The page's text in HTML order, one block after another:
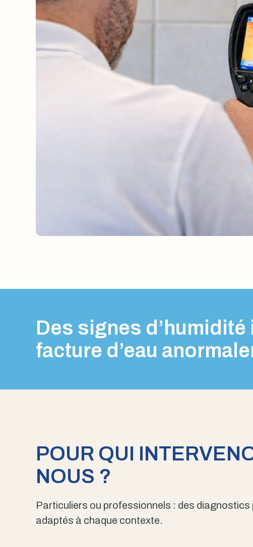
Des signes
facture d’eau
POUR QUI
NOUS ?
Particuliers ou professionnels : des diagnostics
adaptés à chaque contexte.